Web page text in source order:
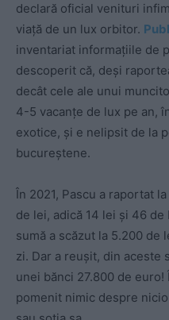
declară oficial venituri
viață de un lux orbitor.
inventariat informațiile de
descoperit că, deși
decât cele ale unui
4-5 vacanțe de lux pe an,
exotice, și e nelipsit de la
bucureștene.
În 2021, Pascu a raportat
de lei, adică 14 lei și 46 de
sumă a scăzut la 5.200 de
zi. Dar a reușit, din aceste
unei bănci 27.800 de
pomenit nimic despre